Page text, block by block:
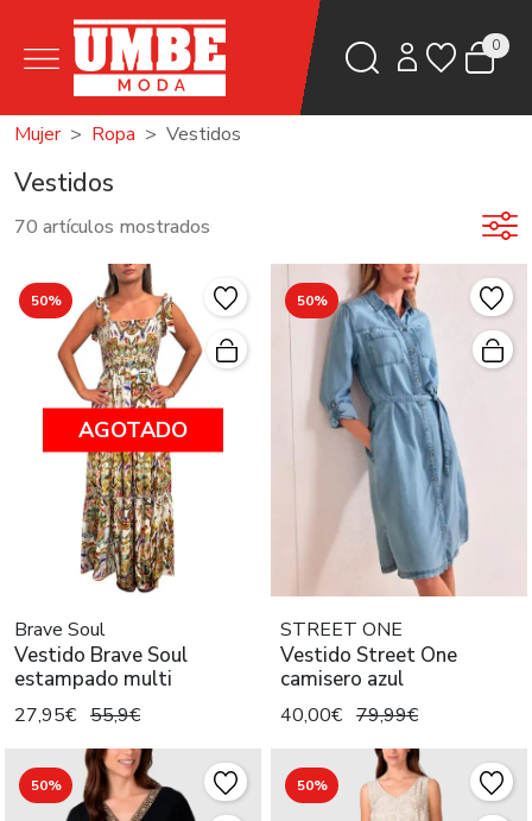
0
Mujer Ropa Vestidos
Vestidos
70 artículos mostrados
50%
AGOTADO
Brave Soul
Vestido Brave Soul
estampado multi
27,95€ 55,9€
50%
STREET ONE
Vestido Street One
camisero azul
40,00€ 79,99€
50% 50%